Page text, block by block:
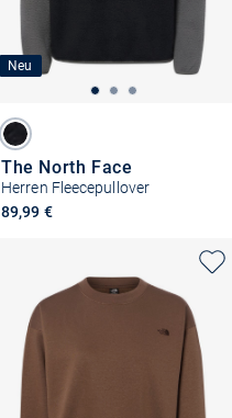
Neu
The North Face
Herren Fleecepullover
89,99 €